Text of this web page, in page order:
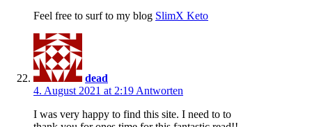
Feel free to surf to my blog SlimX Keto
dead
4. August 2021 at 2:19 Antworten
I was very happy to find this site. I need to to